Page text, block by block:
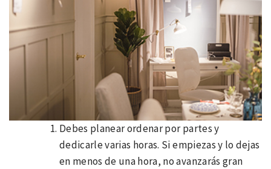
Debes planear ordenar por partes y
dedicarle varias horas. Si empiezas y lo dejas
en menos de una hora, no avanzarás gran